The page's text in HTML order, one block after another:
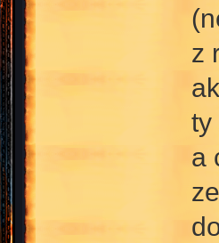
z
ty
a